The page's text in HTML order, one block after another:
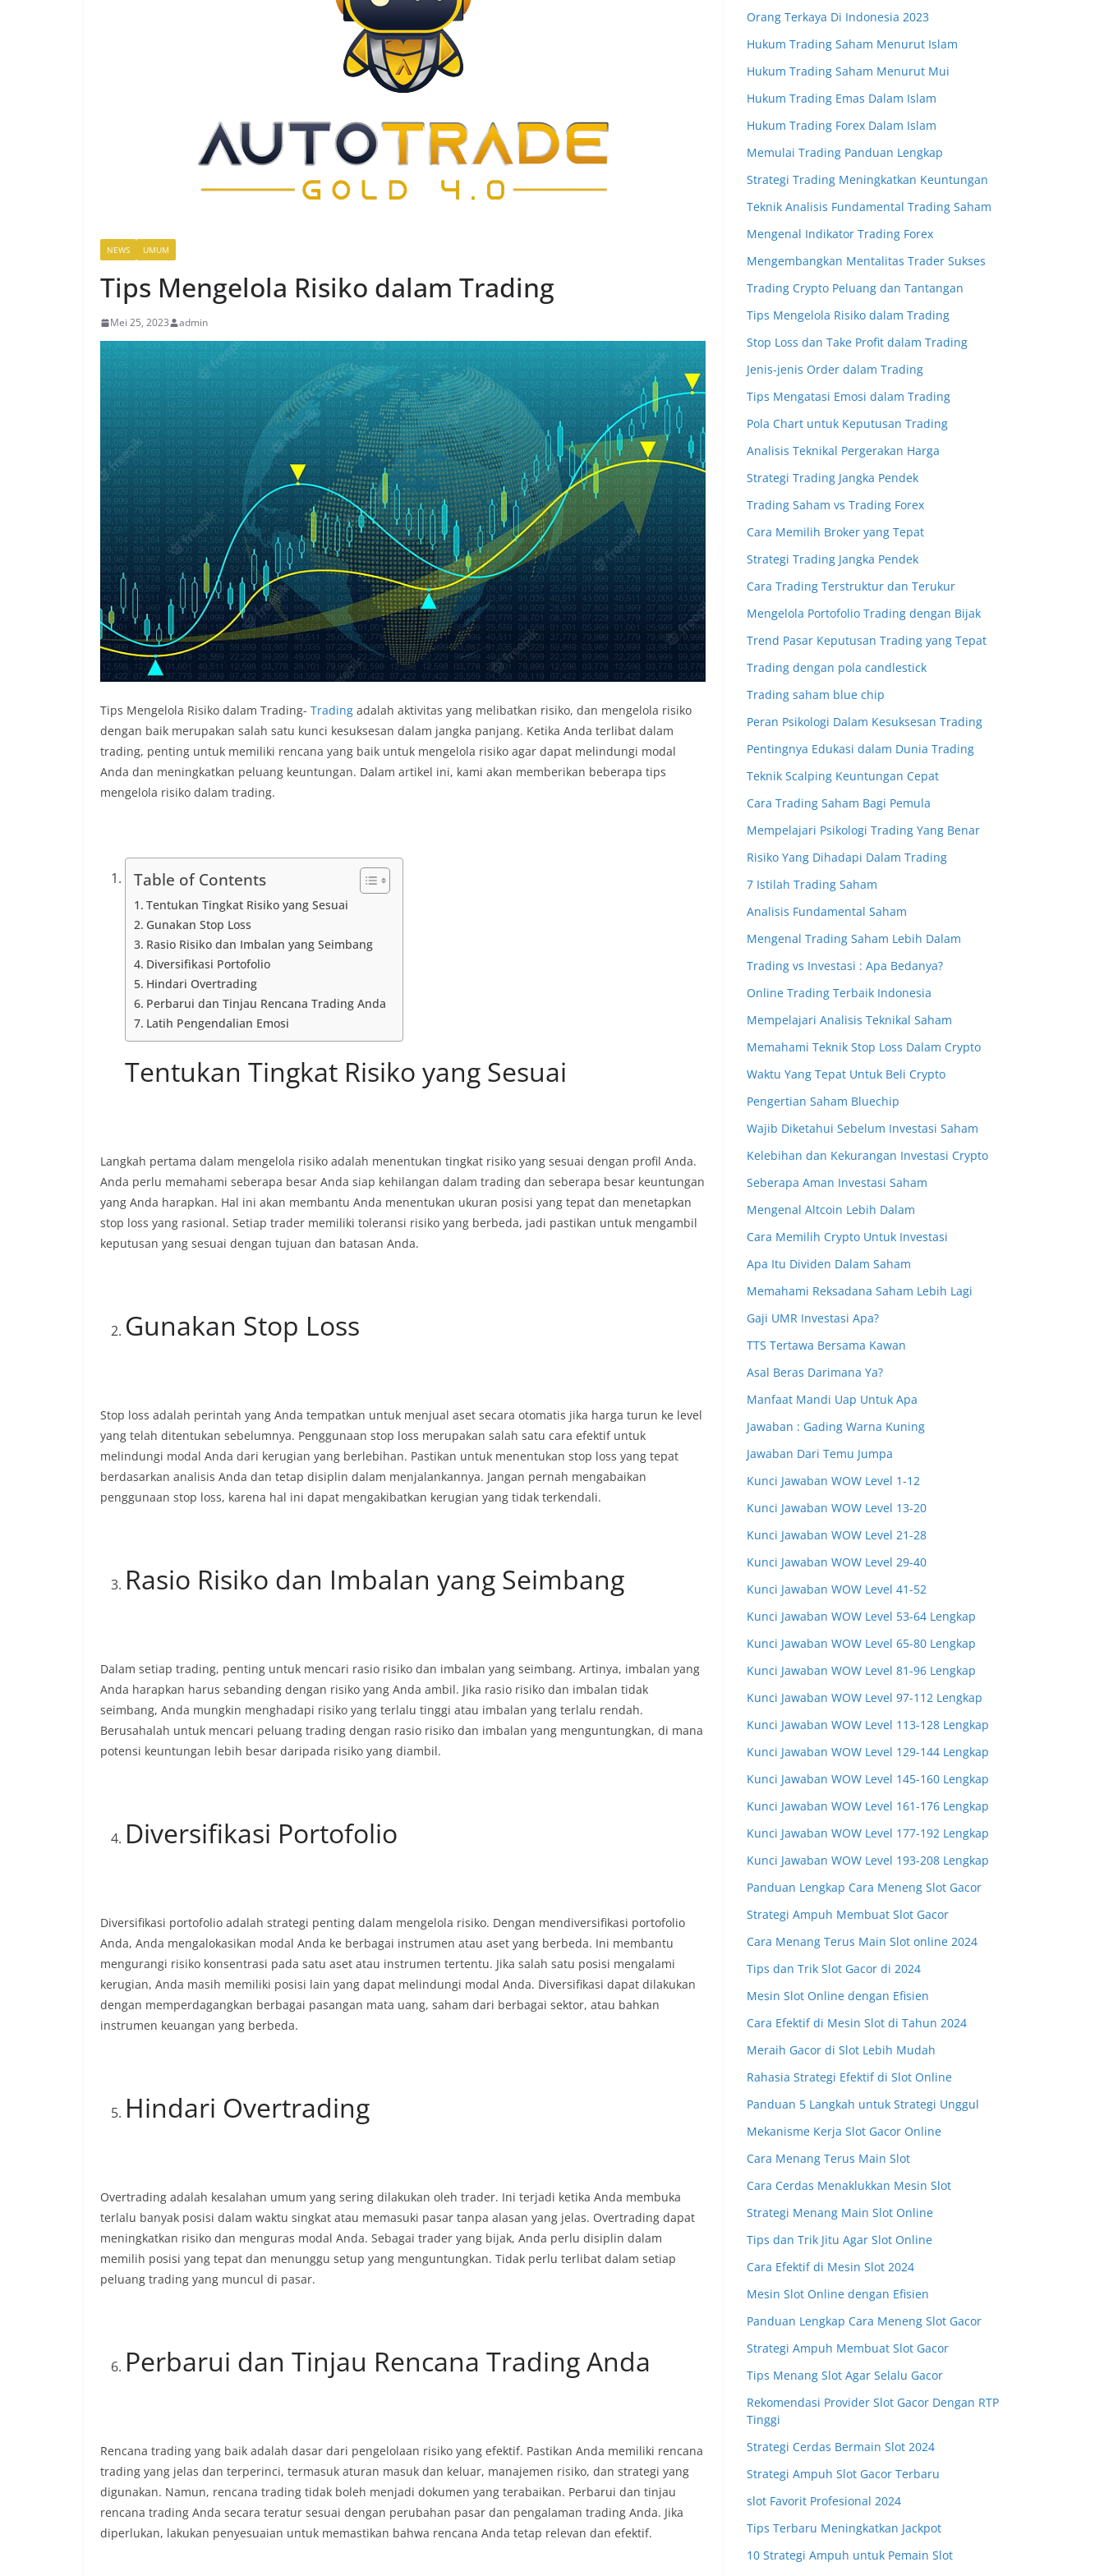
NEWS UMUM
Tips Mengelola Risiko dalam Trading
Mei 25, 2023 admin
Tips Mengelola Risiko dalam Trading- Trading adalah aktivitas yang melibatkan risiko, dan mengelola risiko
dengan baik merupakan salah satu kunci kesuksesan dalam jangka panjang. Ketika Anda terlibat dalam
trading, penting untuk memiliki rencana yang baik untuk mengelola risiko agar dapat melindungi modal
Anda dan meningkatkan peluang keuntungan. Dalam artikel ini, kami akan memberikan beberapa tips
mengelola risiko dalam trading.
Table of Contents
Tentukan Tingkat Risiko yang Sesuai
Gunakan Stop Loss
Rasio Risiko dan Imbalan yang Seimbang
Diversifikasi Portofolio
Hindari Overtrading
Perbarui dan Tinjau Rencana Trading Anda
Latih Pengendalian Emosi
Tentukan Tingkat Risiko yang Sesuai
Langkah pertama dalam mengelola risiko adalah menentukan tingkat risiko yang sesuai dengan profil Anda.
Anda perlu memahami seberapa besar Anda siap kehilangan dalam trading dan seberapa besar keuntungan
yang Anda harapkan. Hal ini akan membantu Anda menentukan ukuran posisi yang tepat dan menetapkan
stop loss yang rasional. Setiap trader memiliki toleransi risiko yang berbeda, jadi pastikan untuk mengambil
keputusan yang sesuai dengan tujuan dan batasan Anda.
Gunakan Stop Loss
Stop loss adalah perintah yang Anda tempatkan untuk menjual aset secara otomatis jika harga turun ke level
yang telah ditentukan sebelumnya. Penggunaan stop loss merupakan salah satu cara efektif untuk
melindungi modal Anda dari kerugian yang berlebihan. Pastikan untuk menentukan stop loss yang tepat
berdasarkan analisis Anda dan tetap disiplin dalam menjalankannya. Jangan pernah mengabaikan
penggunaan stop loss, karena hal ini dapat mengakibatkan kerugian yang tidak terkendali.
Rasio Risiko dan Imbalan yang Seimbang
Dalam setiap trading, penting untuk mencari rasio risiko dan imbalan yang seimbang. Artinya, imbalan yang
Anda harapkan harus sebanding dengan risiko yang Anda ambil. Jika rasio risiko dan imbalan tidak
seimbang, Anda mungkin menghadapi risiko yang terlalu tinggi atau imbalan yang terlalu rendah.
Berusahalah untuk mencari peluang trading dengan rasio risiko dan imbalan yang menguntungkan, di mana
potensi keuntungan lebih besar daripada risiko yang diambil.
Diversifikasi Portofolio
Diversifikasi portofolio adalah strategi penting dalam mengelola risiko. Dengan mendiversifikasi portofolio
Anda, Anda mengalokasikan modal Anda ke berbagai instrumen atau aset yang berbeda. Ini membantu
mengurangi risiko konsentrasi pada satu aset atau instrumen tertentu. Jika salah satu posisi mengalami
kerugian, Anda masih memiliki posisi lain yang dapat melindungi modal Anda. Diversifikasi dapat dilakukan
dengan memperdagangkan berbagai pasangan mata uang, saham dari berbagai sektor, atau bahkan
instrumen keuangan yang berbeda.
Hindari Overtrading
Overtrading adalah kesalahan umum yang sering dilakukan oleh trader. Ini terjadi ketika Anda membuka
terlalu banyak posisi dalam waktu singkat atau memasuki pasar tanpa alasan yang jelas. Overtrading dapat
meningkatkan risiko dan menguras modal Anda. Sebagai trader yang bijak, Anda perlu disiplin dalam
memilih posisi yang tepat dan menunggu setup yang menguntungkan. Tidak perlu terlibat dalam setiap
peluang trading yang muncul di pasar.
Perbarui dan Tinjau Rencana Trading Anda
Rencana trading yang baik adalah dasar dari pengelolaan risiko yang efektif. Pastikan Anda memiliki rencana
trading yang jelas dan terperinci, termasuk aturan masuk dan keluar, manajemen risiko, dan strategi yang
digunakan. Namun, rencana trading tidak boleh menjadi dokumen yang terabaikan. Perbarui dan tinjau
rencana trading Anda secara teratur sesuai dengan perubahan pasar dan pengalaman trading Anda. Jika
diperlukan, lakukan penyesuaian untuk memastikan bahwa rencana Anda tetap relevan dan efektif.
Orang Terkaya Di Indonesia 2023
Hukum Trading Saham Menurut Islam
Hukum Trading Saham Menurut Mui
Hukum Trading Emas Dalam Islam
Hukum Trading Forex Dalam Islam
Memulai Trading Panduan Lengkap
Strategi Trading Meningkatkan Keuntungan
Teknik Analisis Fundamental Trading Saham
Mengenal Indikator Trading Forex
Mengembangkan Mentalitas Trader Sukses
Trading Crypto Peluang dan Tantangan
Tips Mengelola Risiko dalam Trading
Stop Loss dan Take Profit dalam Trading
Jenis-jenis Order dalam Trading
Tips Mengatasi Emosi dalam Trading
Pola Chart untuk Keputusan Trading
Analisis Teknikal Pergerakan Harga
Strategi Trading Jangka Pendek
Trading Saham vs Trading Forex
Cara Memilih Broker yang Tepat
Strategi Trading Jangka Pendek
Cara Trading Terstruktur dan Terukur
Mengelola Portofolio Trading dengan Bijak
Trend Pasar Keputusan Trading yang Tepat
Trading dengan pola candlestick
Trading saham blue chip
Peran Psikologi Dalam Kesuksesan Trading
Pentingnya Edukasi dalam Dunia Trading
Teknik Scalping Keuntungan Cepat
Cara Trading Saham Bagi Pemula
Mempelajari Psikologi Trading Yang Benar
Risiko Yang Dihadapi Dalam Trading
7 Istilah Trading Saham
Analisis Fundamental Saham
Mengenal Trading Saham Lebih Dalam
Trading vs Investasi : Apa Bedanya?
Online Trading Terbaik Indonesia
Mempelajari Analisis Teknikal Saham
Memahami Teknik Stop Loss Dalam Crypto
Waktu Yang Tepat Untuk Beli Crypto
Pengertian Saham Bluechip
Wajib Diketahui Sebelum Investasi Saham
Kelebihan dan Kekurangan Investasi Crypto
Seberapa Aman Investasi Saham
Mengenal Altcoin Lebih Dalam
Cara Memilih Crypto Untuk Investasi
Apa Itu Dividen Dalam Saham
Memahami Reksadana Saham Lebih Lagi
Gaji UMR Investasi Apa?
TTS Tertawa Bersama Kawan
Asal Beras Darimana Ya?
Manfaat Mandi Uap Untuk Apa
Jawaban : Gading Warna Kuning
Jawaban Dari Temu Jumpa
Kunci Jawaban WOW Level 1-12
Kunci Jawaban WOW Level 13-20
Kunci Jawaban WOW Level 21-28
Kunci Jawaban WOW Level 29-40
Kunci Jawaban WOW Level 41-52
Kunci Jawaban WOW Level 53-64 Lengkap
Kunci Jawaban WOW Level 65-80 Lengkap
Kunci Jawaban WOW Level 81-96 Lengkap
Kunci Jawaban WOW Level 97-112 Lengkap
Kunci Jawaban WOW Level 113-128 Lengkap
Kunci Jawaban WOW Level 129-144 Lengkap
Kunci Jawaban WOW Level 145-160 Lengkap
Kunci Jawaban WOW Level 161-176 Lengkap
Kunci Jawaban WOW Level 177-192 Lengkap
Kunci Jawaban WOW Level 193-208 Lengkap
Panduan Lengkap Cara Meneng Slot Gacor
Strategi Ampuh Membuat Slot Gacor
Cara Menang Terus Main Slot online 2024
Tips dan Trik Slot Gacor di 2024
Mesin Slot Online dengan Efisien
Cara Efektif di Mesin Slot di Tahun 2024
Meraih Gacor di Slot Lebih Mudah
Rahasia Strategi Efektif di Slot Online
Panduan 5 Langkah untuk Strategi Unggul
Mekanisme Kerja Slot Gacor Online
Cara Menang Terus Main Slot
Cara Cerdas Menaklukkan Mesin Slot
Strategi Menang Main Slot Online
Tips dan Trik Jitu Agar Slot Online
Cara Efektif di Mesin Slot 2024
Mesin Slot Online dengan Efisien
Panduan Lengkap Cara Meneng Slot Gacor
Strategi Ampuh Membuat Slot Gacor
Tips Menang Slot Agar Selalu Gacor
Rekomendasi Provider Slot Gacor Dengan RTP
Tinggi
Strategi Cerdas Bermain Slot 2024
Strategi Ampuh Slot Gacor Terbaru
slot Favorit Profesional 2024
Tips Terbaru Meningkatkan Jackpot
10 Strategi Ampuh untuk Pemain Slot